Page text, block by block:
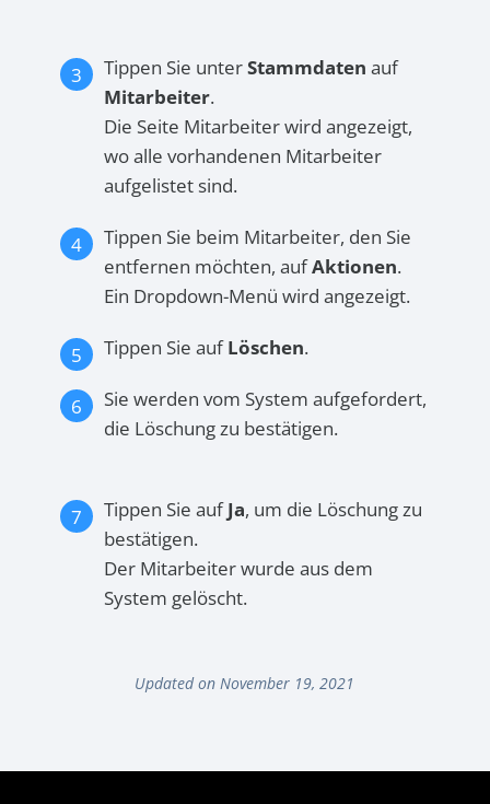
Tippen Sie unterStammdaten auf
Mitarbeiter.
Die Seite Mitarbeiter wird angezeigt,
wo alle vorhandenen Mitarbeiter
aufgelistet sind.
Tippen Sie beim Mitarbeiter, den Sie
entfernen möchten, aufAktionen.
Ein Dropdown-Menü wird angezeigt.
Tippen Sie aufLöschen.
Sie werden vom System aufgefordert,
die Löschung zu bestätigen.
Tippen Sie aufJa, um die Löschung zu
bestätigen.
Der Mitarbeiter wurde aus dem
System gelöscht.
Updated on November 19, 2021